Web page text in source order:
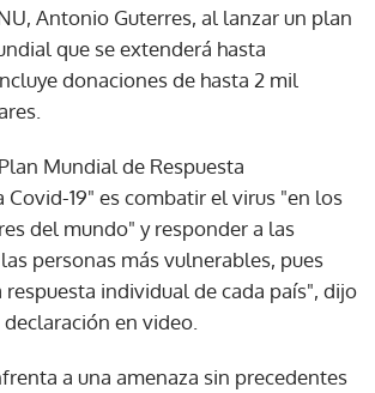
Antonio Guterres, al lanzar un plan
que se extenderá hasta
donaciones de hasta 2 mil
Mundial de Respuesta
Covid-19" es combatir el virus "en los
del mundo" y responder a las
personas más vulnerables, pues
respuesta individual de cada país", dijo
en video.
a una amenaza sin precedentes